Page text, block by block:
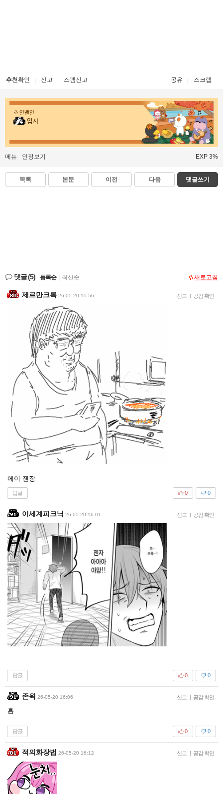
추천확인 신고 스팸신고 공유 스크랩
초 인벤인
입사
메뉴 인장보기 EXP 3%
목록 본문 이전 다음 댓글쓰기
댓글(5) 등록순 최신순 새로고침
제르만크록 26-05-20 15:56 신고 | 공감 확인
에이 젠장
답글 0
0
이세계피크닉 26-05-20 16:01 신고 | 공감 확인
답글 0
0
존윅 26-05-20 16:06 신고 | 공감 확인
흠
답글 0
0
적의화장법 26-05-20 16:12 신고 | 공감 확인